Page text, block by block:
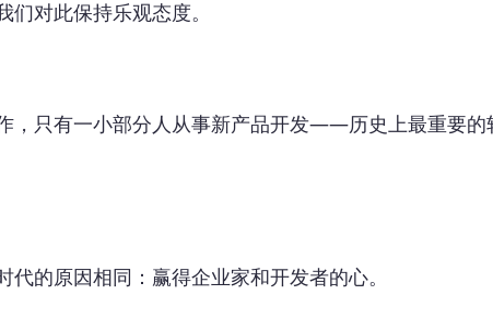
对此保持乐观态度。
，只有一小部分人从事新产品开发——历史上最重要的
的原因相同：赢得企业家和开发者的心。